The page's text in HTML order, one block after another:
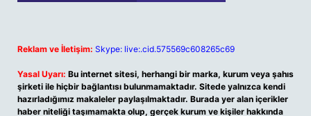
Reklam ve İletişim: Skype: live:.cid.575569c608265c69
Yasal Uyarı: Bu internet sitesi, herhangi bir marka, kurum veya şahıs
şirketi ile hiçbir bağlantısı bulunmamaktadır. Sitede yalnızca kendi
hazırladığımız makaleler paylaşılmaktadır. Burada yer alan içerikler
haber niteliği taşımamakta olup, gerçek kurum ve kişiler hakkında